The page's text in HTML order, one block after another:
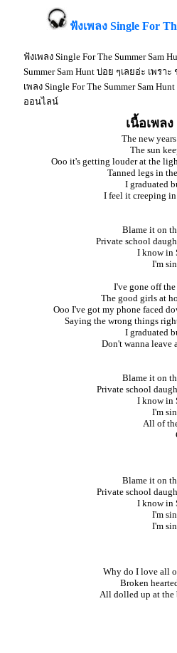
ฟังเพลง Single For
ฟังเพลง Single For The Summer Sam
Summer Sam Hunt บ่อย ๆเลยอ่ะ เพรา
เพลง Single For The Summer Sam
ออนไลน์
เนื้อเพล
The new
The sun
Ooo it's getting louder at the
Tanned legs in
I graduated
I feel it creeping
Blame it on
Private school
I know in
I'm
I've gone off
The good girls at
Ooo I've got my phone faced
Saying the wrong things
I graduated
Don't wanna leave
Blame it on
Private school
I know in
I'm
All of
Blame it on
Private school
I know in
I'm
I'm
Why do I love all
Broken
All dolled up at the